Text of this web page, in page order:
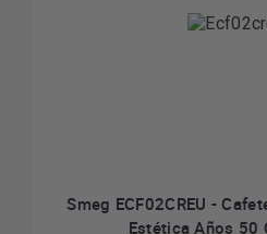
Smeg ECF02CREU -
Estética Años 50